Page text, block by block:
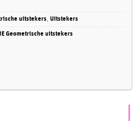
uitstekers,Uitstekers
Geometrische uitstekers